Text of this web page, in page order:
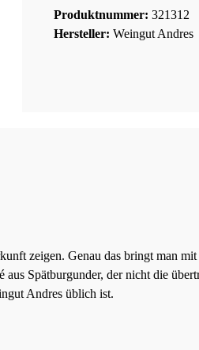
Produktnummer: 321312
Hersteller: Weingut Andres
zeigen. Genau das bringt man
Spätburgunder, der nicht die
Andres üblich ist.